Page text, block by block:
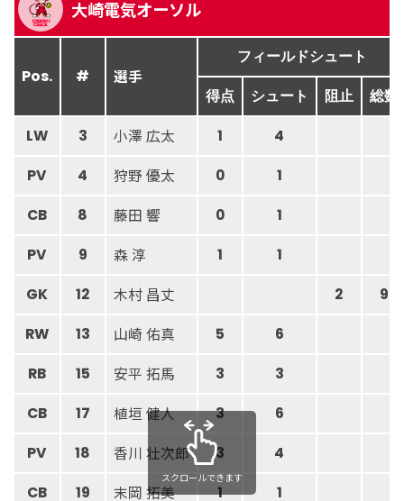
大崎電気オーソル
Pos. # 選手
フィールドシュート
得点 シュート 阻止 総数
LW 3 小澤 広太 1 4
PV 4 狩野 優太 0 1
CB 8 藤田 響 0 1
PV 9 森 淳 1 1
GK 12 木村 昌丈 2 9
RW 13 山崎 佑真 5 6
RB 15 安平 拓馬 3 3
CB 17 植垣 健人 3 6
PV 18 香川 壮次郎 3 4
CB 19 末岡 拓美 1 1
スクロールできます